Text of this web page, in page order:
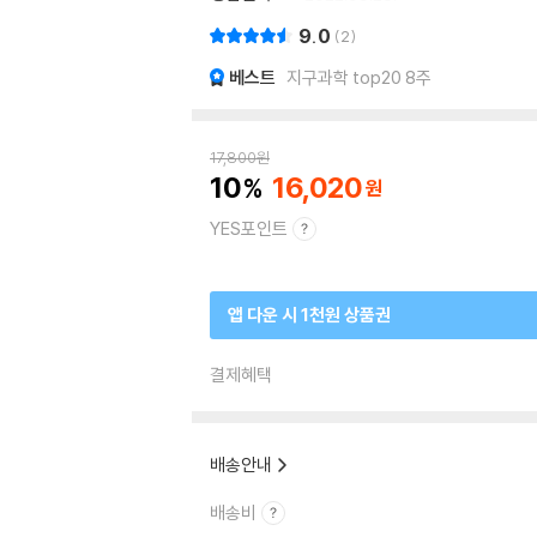
9.0 2
베스트 지구과학 top20 8주
17,800원
10 16,020
YES포인트
앱 다운 시 1천원 상품권
결제혜택
배송안내
배송비